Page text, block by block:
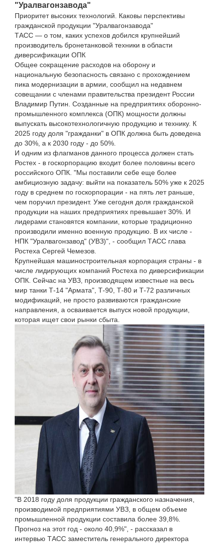
"Уралвагонзавода"
Приоритет высоких технологий. Каковы перспективы
гражданской продукции "Уралвагонзавода"
ТАСС — о том, каких успехов добился крупнейший
производитель бронетанковой техники в области
диверсификации ОПК
Общее сокращение расходов на оборону и
национальную безопасность связано с прохождением
пика модернизации в армии, сообщил на недавнем
совещании с членами правительства президент России
Владимир Путин. Созданные на предприятиях оборонно-
промышленного комплекса (ОПК) мощности должны
выпускать высокотехнологичную продукцию и технику. К
2025 году доля "гражданки" в ОПК должна быть доведена
до 30%, а к 2030 году - до 50%.
И одним из флагманов данного процесса должен стать
Ростех - в госкорпорацию входит более половины всего
российского ОПК. "Мы поставили себе еще более
амбициозную задачу: выйти на показатель 50% уже к 2025
году в среднем по госкорпорации - на пять лет раньше,
чем поручил президент. Уже сегодня доля гражданской
продукции на наших предприятиях превышает 30%. И
лидерами становятся компании, которые традиционно
производили именно военную продукцию. В их числе -
НПК "Уралвагонзавод" (УВЗ)", - сообщил ТАСС глава
Ростеха Сергей Чемезов.
Крупнейшая машиностроительная корпорация страны - в
числе лидирующих компаний Ростеха по диверсификации
ОПК. Сейчас на УВЗ, производящем известные на весь
мир танки Т-14 "Армата", Т-90, Т-80 и Т-72 различных
модификаций, не просто развиваются гражданские
направления, а осваивается выпуск новой продукции,
которая ищет свои рынки сбыта.
"В 2018 году доля продукции гражданского назначения,
производимой предприятиями УВЗ, в общем объеме
промышленной продукции составила более 39,8%.
Прогноз на этот год - около 40,9%", - рассказал в
интервью ТАСС заместитель генерального директора